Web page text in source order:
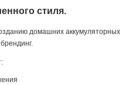
стиля.
домашних аккумуляторных